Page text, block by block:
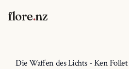
flore.nz
Die Waffen des Lichts - Ken Follet